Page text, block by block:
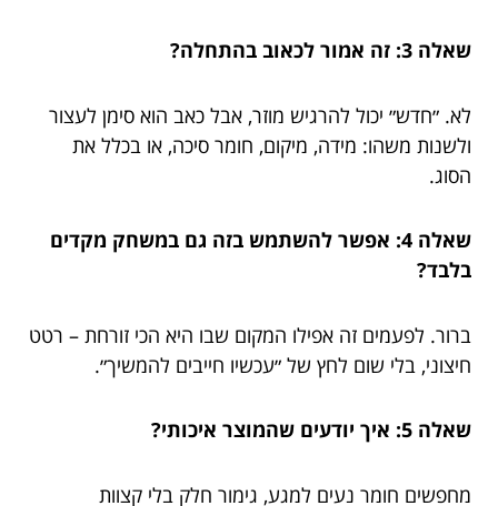
שאלה 3: זה אמור לכאוב בהתחלה?
לא. ״חדש״ יכול להרגיש מוזר, אבל כאב הוא סימן לעצור
ולשנות משהו: מידה, מיקום, חומר סיכה, או בכלל את
הסוג.
שאלה 4: אפשר להשתמש בזה גם במשחק מקדים
בלבד?
ברור. לפעמים זה אפילו המקום שבו היא הכי זורחת – רטט
חיצוני, בלי שום לחץ של ״עכשיו חייבים להמשיך״.
שאלה 5: איך יודעים שהמוצר איכותי?
מחפשים חומר נעים למגע, גימור חלק בלי קצוות